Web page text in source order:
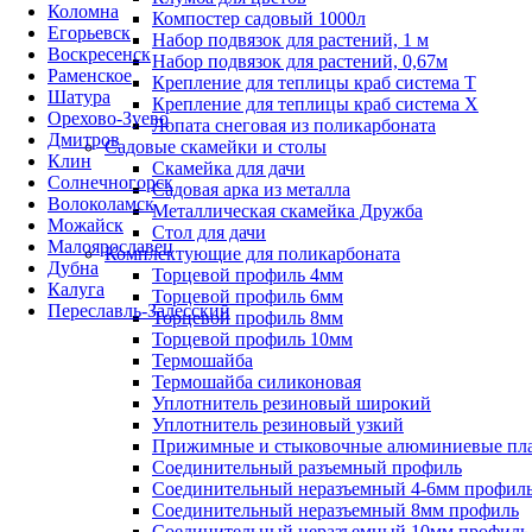
Коломна
Егорьевск
Воскресенск
Раменское
Шатура
Орехово-Зуево
Дмитров
Клин
Солнечногорск
Волоколамск
Можайск
Малоярославец
Дубна
Калуга
Переславль-Залесский
Компостер садовый 1000л
Набор подвязок для растений, 1 м
Набор подвязок для растений, 0,67м
Крепление для теплицы краб система Т
Крепление для теплицы краб система Х
Лопата снеговая из поликарбоната
Садовые скамейки и столы
Скамейка для дачи
Садовая арка из металла
Металлическая скамейка Дружба
Стол для дачи
Комплектующие для поликарбоната
Торцевой профиль 4мм
Торцевой профиль 6мм
Торцевой профиль 8мм
Торцевой профиль 10мм
Термошайба
Термошайба силиконовая
Уплотнитель резиновый широкий
Уплотнитель резиновый узкий
Прижимные и стыковочные алюминиевые
Соединительный разъемный профиль
Соединительный неразъемный 4-6мм
Соединительный неразъемный 8мм профиль